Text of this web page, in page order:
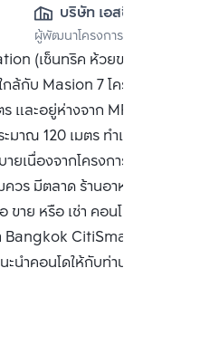
บริษัท เอสซี แอส
เสท คอร์ปอเรชั่น
จำกัด (มหาชน)
ผู้พัฒนาโครงการ
(เซ็นทริค ห้วยขวาง สเตชั่น)
กับ Masion 7 โครงการอยู่ห่าง
และอยู่ห่างจาก MRT สถานี
าณ 120 เมตร ทำเลคงสะดวก
ยเนื่องจากโครงการติดถนนใหญ่
มีตลาด ร้านอาหาร แผงขาย
ขาย หรือ เช่า คอนโด เซ็นทริค
CitiSmart ได้ทันที
ะนำคอนโดให้กับท่าน